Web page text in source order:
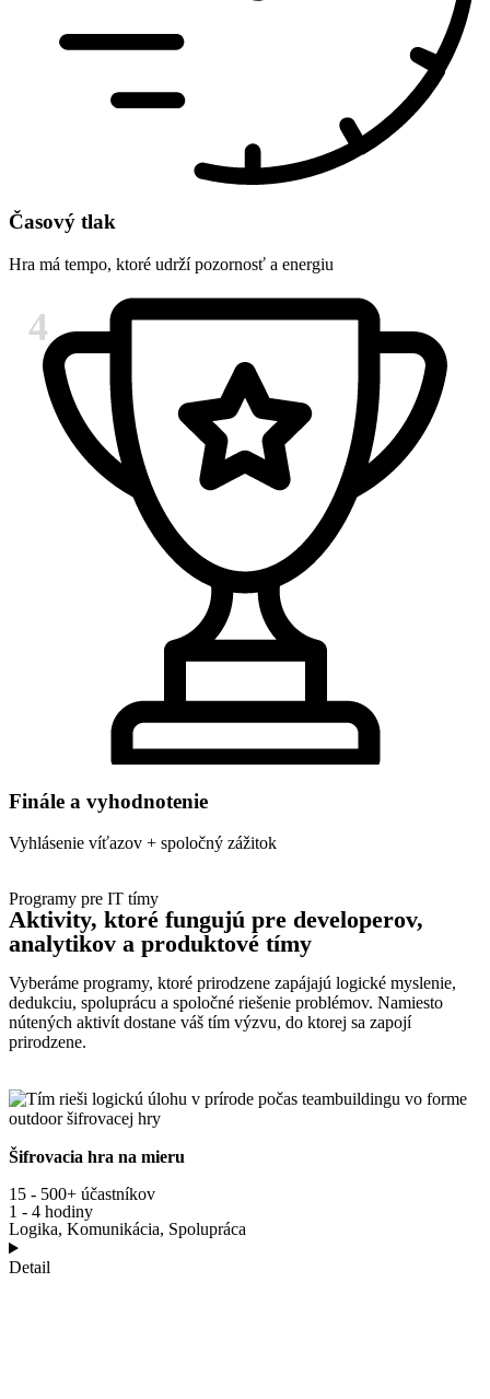
Časový tlak
Hra má tempo, ktoré udrží pozornosť a energiu
Finále a vyhodnotenie
Vyhlásenie víťazov + spoločný zážitok
Programy pre IT tímy
Aktivity, ktoré fungujú pre developerov,
analytikov a produktové tímy
Vyberáme programy, ktoré prirodzene zapájajú logické myslenie,
dedukciu, spoluprácu a spoločné riešenie problémov. Namiesto
nútených aktivít dostane váš tím výzvu, do ktorej sa zapojí
prirodzene.
Šifrovacia hra na mieru
15 - 500+ účastníkov
1 - 4 hodiny
Logika, Komunikácia, Spolupráca
Detail